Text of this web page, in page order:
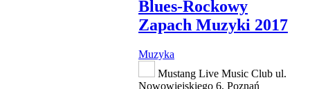
Blues-Rockowy
Zapach Muzyki 2017
Muzyka
Mustang Live Music Club ul.
Nowowiejskiego 6, Poznań